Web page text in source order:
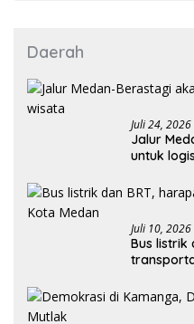
Daerah
Juli 24, 2026
Jalur
untuk
Juli 10, 2026
Bus listrik